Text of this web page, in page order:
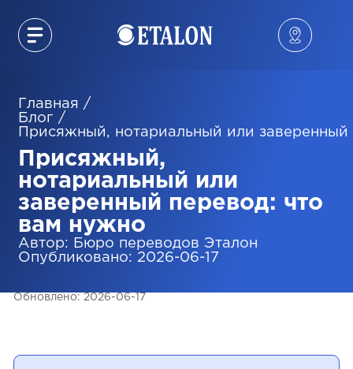
Главная /
Блог /
Присяжный, нотариальный или
Присяжный,
нотариальный или
заверенный перевод: что
вам нужно
Автор:
Бюро переводов Эталон
Опубликовано: 2026-06-17
Обновлено: 2026-06-17